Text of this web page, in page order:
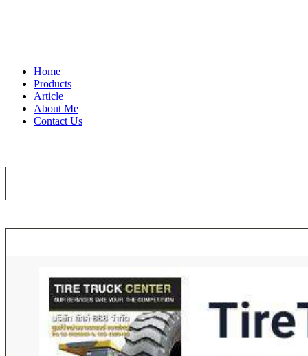
Home
Products
Article
About Me
Contact Us